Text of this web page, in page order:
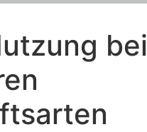
bei